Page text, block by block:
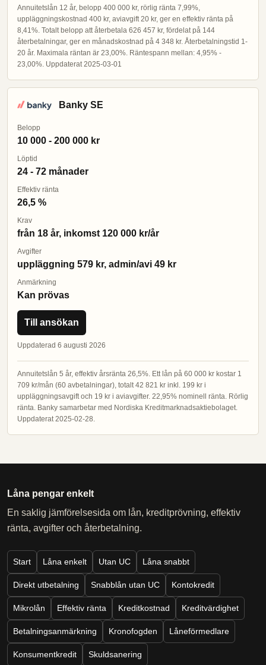
Annuitetslån 12 år, belopp 400 000 kr, rörlig ränta 7,99%,
uppläggningskostnad 400 kr, aviavgift 20 kr, ger en effektiv ränta på
8,41%. Totalt belopp att återbetala 626 457 kr, fördelat på 144
återbetalningar, ger en månadskostnad på 4 348 kr. Återbetalningstid 1-
20 år. Maximala räntan är 23,00%. Räntespann mellan: 4,95% -
23,00%. Uppdaterat 2025-03-01
Banky SE
Belopp
10 000 - 200 000 kr
Löptid
24 - 72 månader
Effektiv ränta
26,5 %
Krav
från 18 år, inkomst 120 000 kr/år
Avgifter
uppläggning 579 kr, admin/avi 49 kr
Anmärkning
Kan prövas
Till ansökan
Uppdaterad 6 augusti 2026
Annuitetslån 5 år, effektiv årsränta 26,5%. Ett lån på 60 000 kr kostar 1
709 kr/mån (60 avbetalningar), totalt 42 821 kr inkl. 199 kr i
uppläggningsavgift och 19 kr i aviavgifter. 22,95% nominell ränta. Rörlig
ränta. Banky samarbetar med Nordiska Kreditmarknadsaktiebolaget.
Uppdaterat 2025-02-28.
Låna pengar enkelt
En saklig jämförelsesida om lån, kreditprövning, effektiv
ränta, avgifter och återbetalning.
Start Låna enkelt Utan UC Låna snabbt
Direkt utbetalning Snabblån utan UC Kontokredit
Mikrolån Effektiv ränta Kreditkostnad Kreditvärdighet
Betalningsanmärkning Kronofogden Låneförmedlare
Konsumentkredit Skuldsanering